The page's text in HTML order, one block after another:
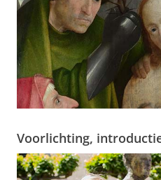
Voorlichting,